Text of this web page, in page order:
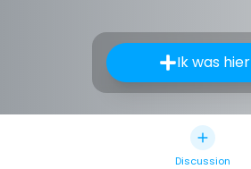
Ik was hier
Discussion